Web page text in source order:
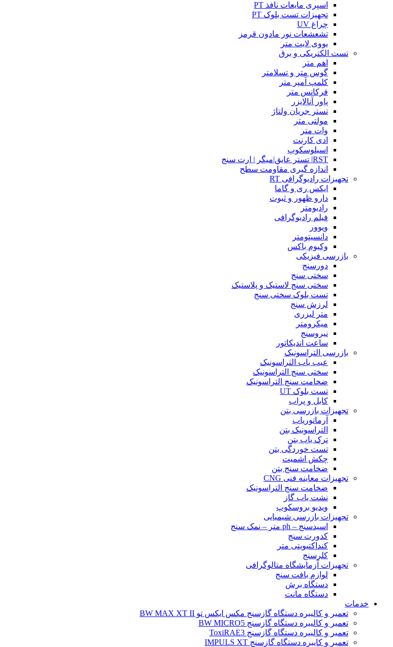
اسپری مایعات نافذ PT
تجهیزات تست بلوک PT
چراغ UV
تشعشعات نور مادون قرمز
یووی لایت متر
تست الکتریکی و برق
اهم متر
گوس متر و تسلامتر
کلمپ آمپر متر
فرکانس متر
پاور آنالایزر
تستر جریان ولتاژ
مولتی متر
وات متر
ادی کارنت
اسیلوسکوپ
RST| تستر عایق|میگر | ارت سنج
اندازه گیری مقاومت سطح
تجهیزات رادیوگرافی RT
ایکس ری و گاما
دارو ظهور و ثبوت
رادیومتر
فیلم رادیوگرافی
ویوور
دانسیتومتر
وکیوم باکس
بازرسی فیزیکی
دورسنج
سختی سنج
سختی سنج لاستیک و پلاستیک
تست بلوک سختی سنج
لرزش سنج
متر لیزری
میکرومتر
نیروسنج
ساعت اندیکاتور
بازرسی التراسونیک
عیب یاب التراسونیک
سختی سنج التراسونیک
ضخامت سنج التراسونیک
تست بلوک UT
کابل و پراب
تجهیزات بازرسی بتن
آرماتوریاب
التراسونیک بتن
ترک یاب بتن
تست خوردگی بتن
چکش اشمیت
ضخامت سنج بتن
تجهیزات معاینه فنی CNG
ضخامت سنج التراسونیک
نشت یاب گاز
ویدیو بروسکوپ
تجهیزات بازرسی شیمیایی
اسیدسنج – ph متر – نمک سنج
کدورت سنج
کنداکتیویتی متر
کلرسنج
تجهیزات آزمایشگاه متالوگرافی
لوازم بافت سنج
دستگاه برش
دستگاه مانت
خدمات
تعمیر و کالیبره دستگاه گازسنج مکس ایکس تو BW MAX XT II
تعمیر و کالیبره دستگاه گازسنج BW MICRO5
تعمیر و کالیبره دستگاه گازسنج ToxiRAE3
تعمیر و کایبره دستگاه گازسنج IMPULS XT